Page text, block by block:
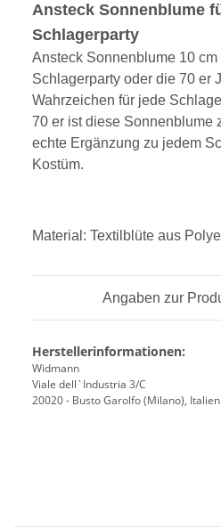
Ansteck Sonnenblume
Schlagerparty
Ansteck Sonnenblume 10 cm
Schlagerparty oder die 70 er
Wahrzeichen für jede
70 er ist diese Sonnenblume
echte Ergänzung zu jedem
Kostüm.
Material: Textilblüte aus
Angaben zur
Herstellerinformationen:
Widmann
Viale dell`Industria 3/C
20020 - Busto Garolfo (Milano), Italien